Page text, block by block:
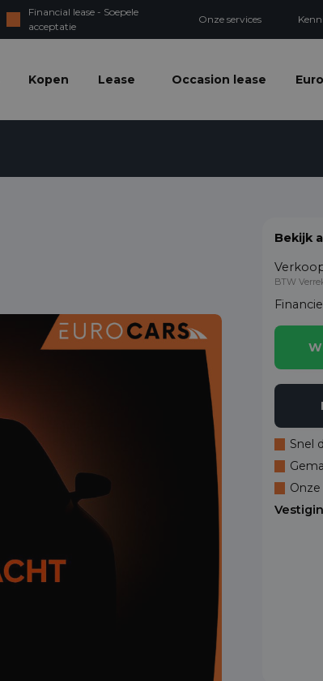
Financial lease - Soepele
acceptatie
Onze services
Kopen Lease Occasion lease
Bekijk
BTW
Snel